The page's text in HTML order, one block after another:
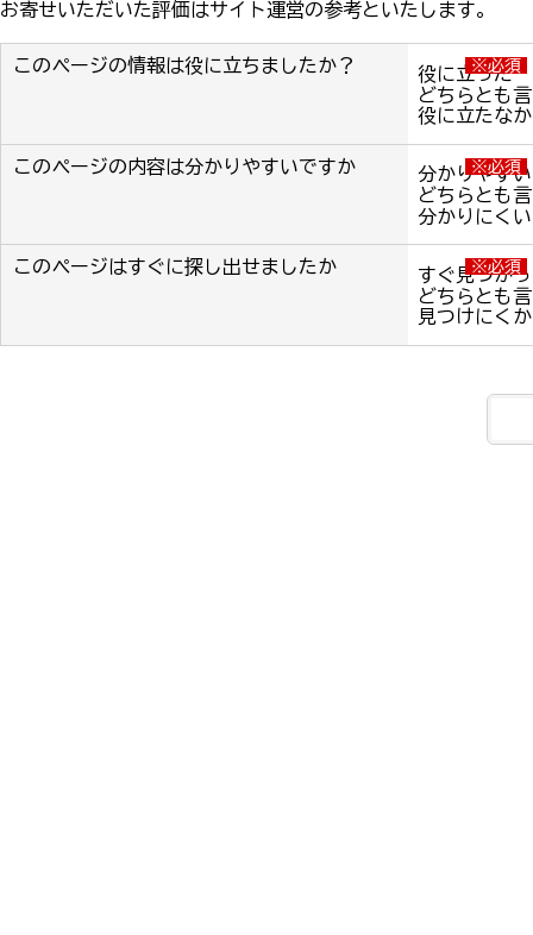
お寄せいただいた評価はサイト運営の参考といたします。
このページの情報は役に立ちましたか？ ※必須
役に立った
どちらとも
役に立たな
このページの内容は分かりやすいですか ※必須
分かりやすい
どちらとも
分かりにくい
このページはすぐに探し出せましたか ※必須
すぐ見つか
どちらとも
見つけにく